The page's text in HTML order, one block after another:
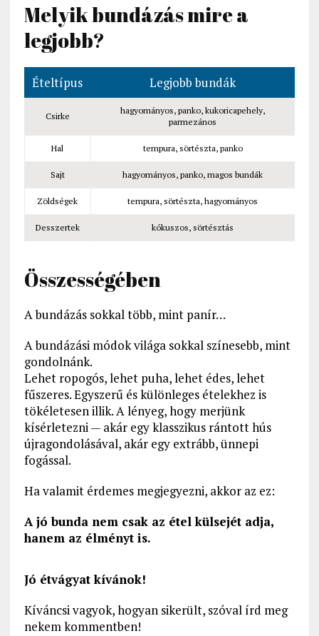
Melyik bundázás mire a
legjobb?
Ételtípus Legjobb bundák
Csirke
hagyományos, panko, kukoricapehely,
parmezános
Hal tempura, sörtészta, panko
Sajt hagyományos, panko, magos bundák
Zöldségek tempura, sörtészta, hagyományos
Desszertek kókuszos, sörtésztás
Összességében
A bundázás sokkal több, mint panír…
A bundázási módok világa sokkal színesebb, mint
gondolnánk.
Lehet ropogós, lehet puha, lehet édes, lehet
fűszeres. Egyszerű és különleges ételekhez is
tökéletesen illik. A lényeg, hogy merjünk
kísérletezni — akár egy klasszikus rántott hús
újragondolásával, akár egy extrább, ünnepi
fogással.
Ha valamit érdemes megjegyezni, akkor az ez:
A jó bunda nem csak az étel külsejét adja,
hanem az élményt is.
Jó étvágyat kívánok!
Kíváncsi vagyok, hogyan sikerült, szóval írd meg
nekem kommentben!